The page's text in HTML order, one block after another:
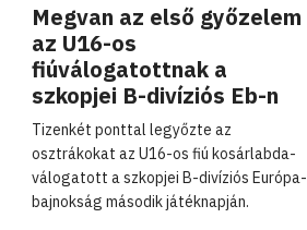
Megvan az első győzelem
az U16-os
fiúválogatottnak a
szkopjei B-divíziós Eb-n
Tizenkét ponttal legyőzte az
osztrákokat az U16-os fiú kosárlabda-
válogatott a szkopjei B-divíziós Európa-
bajnokság második játéknapján.